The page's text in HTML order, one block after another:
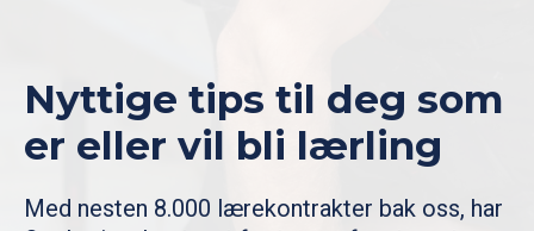
Nyttige tips til deg som
er eller vil bli lærling
Med nesten 8.000 lærekontrakter bak oss, har